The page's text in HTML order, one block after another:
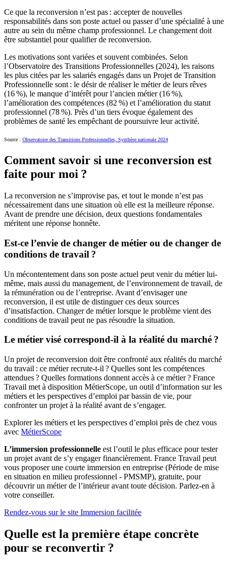
Ce que la reconversion n’est pas : accepter de nouvelles
responsabilités dans son poste actuel ou passer d’une spécialité à une
autre au sein du même champ professionnel. Le changement doit
être substantiel pour qualifier de reconversion.
Les motivations sont variées et souvent combinées. Selon
l’Observatoire des Transitions Professionnelles (2024), les raisons
les plus citées par les salariés engagés dans un Projet de Transition
Professionnelle sont : le désir de réaliser le métier de leurs rêves
(16 %), le manque d’intérêt pour l’ancien métier (16 %),
l’amélioration des compétences (82 %) et l’amélioration du statut
professionnel (78 %). Près d’un tiers évoque également des
problèmes de santé les empêchant de poursuivre leur activité.
Source : Observatoire des Transitions Professionnelles, Synthèse nationale 2024
Comment savoir si une reconversion est
faite pour moi ?
La reconversion ne s’improvise pas, et tout le monde n’est pas
nécessairement dans une situation où elle est la meilleure réponse.
Avant de prendre une décision, deux questions fondamentales
méritent une réponse honnête.
Est-ce l’envie de changer de métier ou de changer de
conditions de travail ?
Un mécontentement dans son poste actuel peut venir du métier lui-
même, mais aussi du management, de l’environnement de travail, de
la rémunération ou de l’entreprise. Avant d’envisager une
reconversion, il est utile de distinguer ces deux sources
d’insatisfaction. Changer de métier lorsque le problème vient des
conditions de travail peut ne pas résoudre la situation.
Le métier visé correspond-il à la réalité du marché ?
Un projet de reconversion doit être confronté aux réalités du marché
du travail : ce métier recrute-t-il ? Quelles sont les compétences
attendues ? Quelles formations donnent accès à ce métier ? France
Travail met à disposition MétierScope, un outil d’information sur les
métiers et les perspectives d’emploi par bassin de vie, pour
confronter un projet à la réalité avant de s’engager.
Explorer les métiers et les perspectives d’emploi près de chez vous
avec MétierScope
L’immersion professionnelle est l’outil le plus efficace pour tester
un projet avant de s’y engager financièrement. France Travail peut
vous proposer une courte immersion en entreprise (Période de mise
en situation en milieu professionnel - PMSMP), gratuite, pour
découvrir un métier de l’intérieur avant toute décision. Parlez-en à
votre conseiller.
Rendez-vous sur le site Immersion facilitée
Quelle est la première étape concrète
pour se reconvertir ?